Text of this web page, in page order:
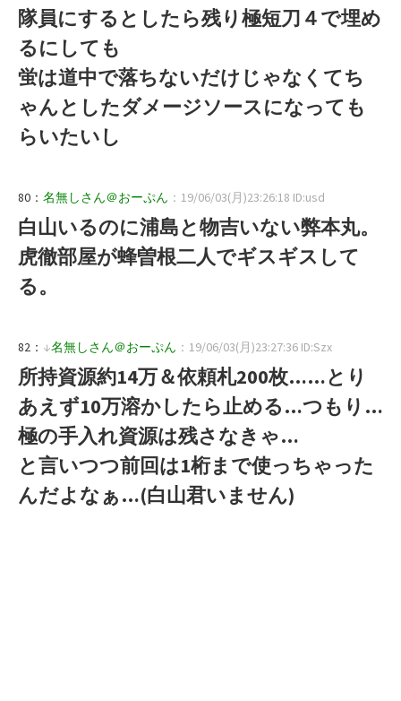
隊員にするとしたら残り極短刀４で埋め
るにしても
蛍は道中で落ちないだけじゃなくてち
ゃんとしたダメージソースになっても
らいたいし
80： 名無しさん＠おーぷん ：19/06/03(月)23:26:18 ID:usd
白山いるのに浦島と物吉いない弊本丸。
虎徹部屋が蜂曽根二人でギスギスして
る。
82： ↓名無しさん＠おーぷん ：19/06/03(月)23:27:36 ID:Szx
所持資源約14万＆依頼札200枚……とり
あえず10万溶かしたら止める…つもり…
極の手入れ資源は残さなきゃ…
と言いつつ前回は1桁まで使っちゃった
んだよなぁ…(白山君いません)